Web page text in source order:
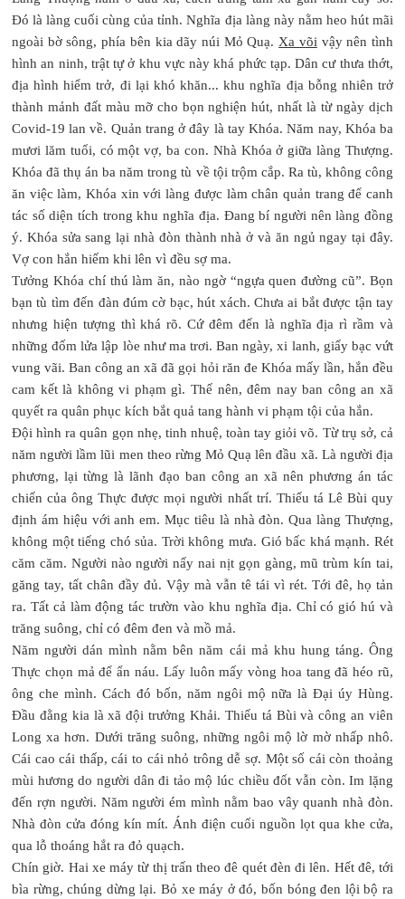
Đó là làng cuối cùng của tỉnh. Nghĩa địa làng này nằm heo hút mãi
ngoài bờ sông, phía bên kia dãy núi Mỏ Quạ. Xa või vậy nên tình
hình an ninh, trật tự ở khu vực này khá phức tạp. Dân cư thưa thớt,
địa hình hiểm trở, đi lại khó khăn... khu nghĩa địa bỗng nhiên trở
thành mảnh đất màu mỡ cho bọn nghiện hút, nhất là từ ngày dịch
Covid-19 lan về. Quản trang ở đây là tay Khóa. Năm nay, Khóa ba
mươi lăm tuổi, có một vợ, ba con. Nhà Khóa ở giữa làng Thượng.
Khóa đã thụ án ba năm trong tù về tội trộm cắp. Ra tù, không công
ăn việc làm, Khóa xin với làng được làm chân quản trang để canh
tác số diện tích trong khu nghĩa địa. Đang bí người nên làng đồng
ý. Khóa sửa sang lại nhà đòn thành nhà ở và ăn ngủ ngay tại đây.
Vợ con hắn hiếm khi lên vì đều sợ ma.
Tưởng Khóa chí thú làm ăn, nào ngờ “ngựa quen đường cũ”. Bọn
bạn tù tìm đến đàn đúm cờ bạc, hút xách. Chưa ai bắt được tận tay
nhưng hiện tượng thì khá rõ. Cứ đêm đến là nghĩa địa rì rầm và
những đốm lửa lập lòe như ma trơi. Ban ngày, xi lanh, giấy bạc vứt
vung vãi. Ban công an xã đã gọi hỏi răn đe Khóa mấy lần, hắn đều
cam kết là không vi phạm gì. Thế nên, đêm nay ban công an xã
quyết ra quân phục kích bắt quả tang hành vi phạm tội của hắn.
Đội hình ra quân gọn nhẹ, tinh nhuệ, toàn tay giỏi võ. Từ trụ sở, cả
năm người lầm lũi men theo rừng Mỏ Quạ lên đầu xã. Là người địa
phương, lại từng là lãnh đạo ban công an xã nên phương án tác
chiến của ông Thực được mọi người nhất trí. Thiếu tá Lê Bùi quy
định ám hiệu với anh em. Mục tiêu là nhà đòn. Qua làng Thượng,
không một tiếng chó sủa. Trời không mưa. Gió bấc khá mạnh. Rét
căm căm. Người nào người nấy nai nịt gọn gàng, mũ trùm kín tai,
găng tay, tất chân đầy đủ. Vậy mà vẫn tê tái vì rét. Tới đê, họ tản
ra. Tất cả làm động tác trườn vào khu nghĩa địa. Chỉ có gió hú và
trăng suông, chỉ có đêm đen và mồ mả.
Năm người dán mình nằm bên năm cái mả khu hung táng. Ông
Thực chọn mả để ẩn náu. Lấy luôn mấy vòng hoa tang đã héo rũ,
ông che mình. Cách đó bốn, năm ngôi mộ nữa là Đại úy Hùng.
Đầu đằng kia là xã đội trưởng Khải. Thiếu tá Bùi và công an viên
Long xa hơn. Dưới trăng suông, những ngôi mộ lờ mờ nhấp nhô.
Cái cao cái thấp, cái to cái nhỏ trông dễ sợ. Một số cái còn thoảng
mùi hương do người dân đi tảo mộ lúc chiều đốt vẫn còn. Im lặng
đến rợn người. Năm người ém mình nằm bao vây quanh nhà đòn.
Nhà đòn cửa đóng kín mít. Ánh điện cuối nguồn lọt qua khe cửa,
qua lỗ thoáng hắt ra đỏ quạch.
Chín giờ. Hai xe máy từ thị trấn theo đê quét đèn đi lên. Hết đê, tới
bìa rừng, chúng dừng lại. Bỏ xe máy ở đó, bốn bóng đen lội bộ ra